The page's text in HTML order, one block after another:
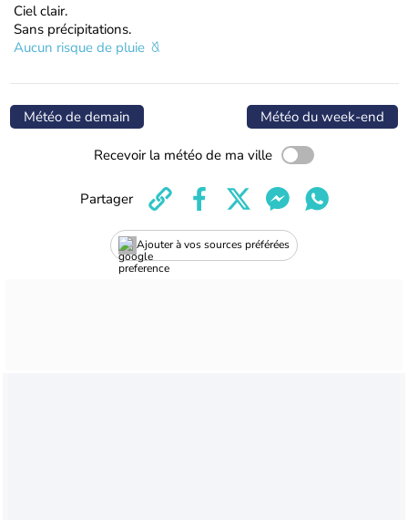
Ciel clair.
Sans précipitations.
Aucun risque de pluie
Météo de demain Météo du week-end
Recevoir la météo de ma ville
Ajouter à vos sources préférées
Partager